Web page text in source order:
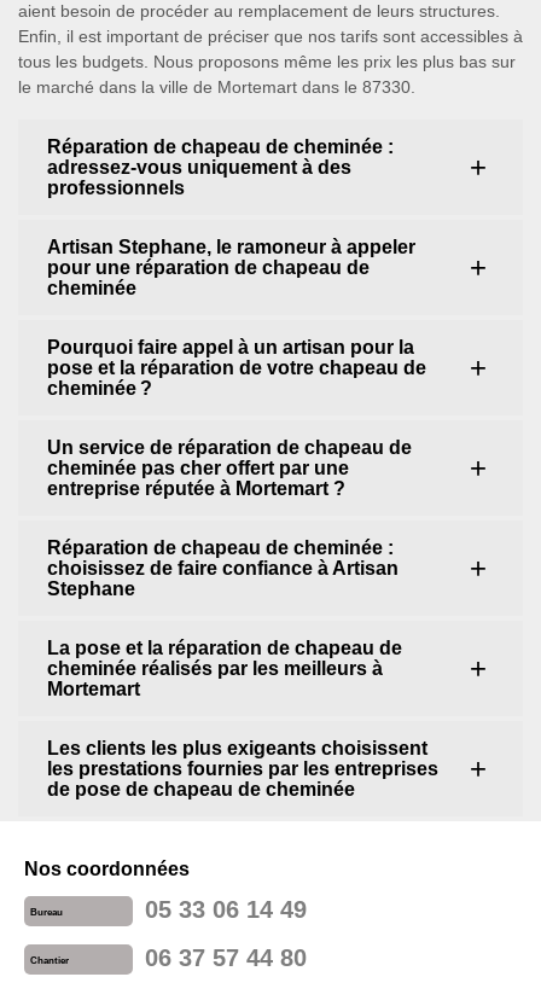
aient besoin de procéder au remplacement de leurs structures.
Enfin, il est important de préciser que nos tarifs sont accessibles à
tous les budgets. Nous proposons même les prix les plus bas sur
le marché dans la ville de Mortemart dans le 87330.
Réparation de chapeau de cheminée :
adressez-vous uniquement à des
professionnels
Artisan Stephane, le ramoneur à appeler
pour une réparation de chapeau de
cheminée
Pourquoi faire appel à un artisan pour la
pose et la réparation de votre chapeau de
cheminée ?
Un service de réparation de chapeau de
cheminée pas cher offert par une
entreprise réputée à Mortemart ?
Réparation de chapeau de cheminée :
choisissez de faire confiance à Artisan
Stephane
La pose et la réparation de chapeau de
cheminée réalisés par les meilleurs à
Mortemart
Les clients les plus exigeants choisissent
les prestations fournies par les entreprises
de pose de chapeau de cheminée
Nos coordonnées
Bureau 05 33 06 14 49
Chantier 06 37 57 44 80